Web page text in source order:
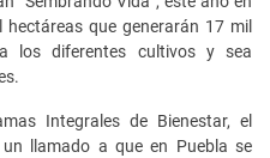
que generarán 17 mil
los diferentes cultivos y sea
Integrales de Bienestar, el
llamado a que en Puebla se